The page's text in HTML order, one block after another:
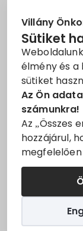
Villány
Sütiket
élmény és a
sütiket
Az Ön
számunkra!
Az „Összes
hozzájárul,
megfelelően
2026. Jún. 2.